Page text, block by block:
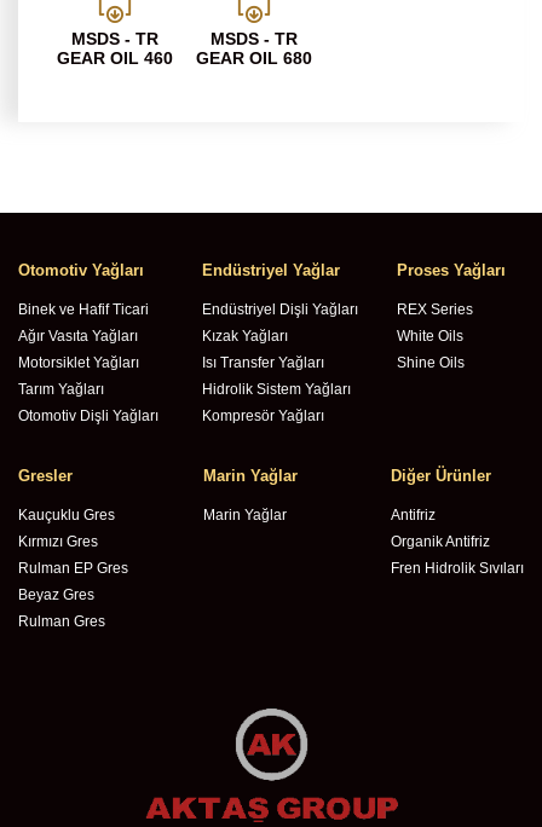
MSDS - TR
GEAR OIL 460
MSDS - TR
GEAR OIL 680
Otomotiv Yağları
Binek ve Hafif Ticari
Ağır Vasıta Yağları
Motorsiklet Yağları
Tarım Yağları
Otomotiv Dişli Yağları
Endüstriyel Yağlar
Endüstriyel Dişli Yağları
Kızak Yağları
Isı Transfer Yağları
Hidrolik Sistem Yağları
Kompresör Yağları
Proses Yağları
REX Series
White Oils
Shine Oils
Gresler
Kauçuklu Gres
Kırmızı Gres
Rulman EP Gres
Beyaz Gres
Rulman Gres
Marin Yağlar
Marin Yağlar
Diğer Ürünler
Antifriz
Organik Antifriz
Fren Hidrolik Sıvıları